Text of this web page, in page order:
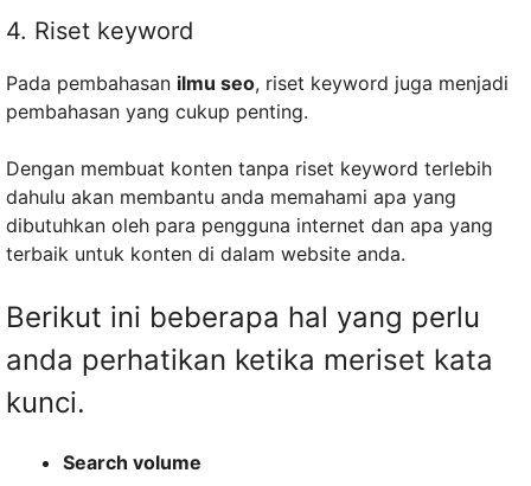
4. Riset keyword
Pada pembahasan ilmu seo, riset keyword juga menjadi
pembahasan yang cukup penting.
Dengan membuat konten tanpa riset keyword terlebih
dahulu akan membantu anda memahami apa yang
dibutuhkan oleh para pengguna internet dan apa yang
terbaik untuk konten di dalam website anda.
Berikut ini beberapa hal yang perlu
anda perhatikan ketika meriset kata
kunci.
Search volume